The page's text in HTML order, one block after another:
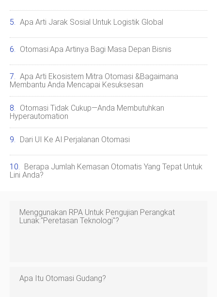
Apa Arti Jarak Sosial Untuk Logistik Global
Otomasi:Apa Artinya Bagi Masa Depan Bisnis
Apa Arti Ekosistem Mitra Otomasi &Bagaimana
Membantu Anda Mencapai Kesuksesan
Otomasi Tidak Cukup—Anda Membutuhkan
Hyperautomation
Dari UI Ke AI:Perjalanan Otomasi
Berapa Jumlah Kemasan Otomatis Yang Tepat Untuk
Lini Anda?
Menggunakan RPA Untuk Pengujian Perangkat
Lunak:"peretasan Teknologi"?
Apa Itu Otomasi Gudang?